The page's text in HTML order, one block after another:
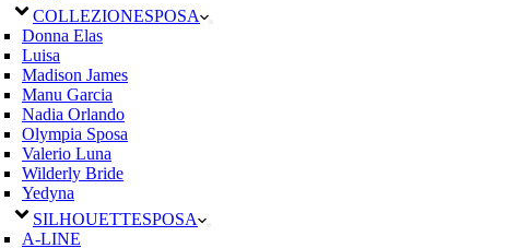
COLLEZIONESPOSA
Donna Elas
Luisa
Madison James
Manu Garcia
Nadia Orlando
Olympia Sposa
Valerio Luna
Wilderly Bride
Yedyna
SILHOUETTESPOSA
A-LINE